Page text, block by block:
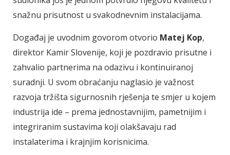
snažnu prisutnost u svakodnevnim instalacijama.
Događaj je uvodnim govorom otvorio Matej Kop,
direktor Kamir Slovenije, koji je pozdravio prisutne i
zahvalio partnerima na odazivu i kontinuiranoj
suradnji. U svom obraćanju naglasio je važnost
razvoja tržišta sigurnosnih rješenja te smjer u kojem
industrija ide – prema jednostavnijim, pametnijim i
integriranim sustavima koji olakšavaju rad
instalaterima i krajnjim korisnicima.